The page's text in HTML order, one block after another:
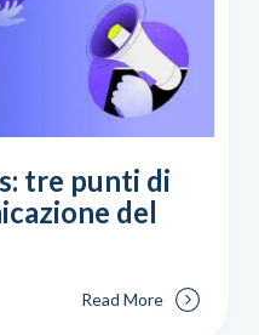
tre punti di
del
Read More